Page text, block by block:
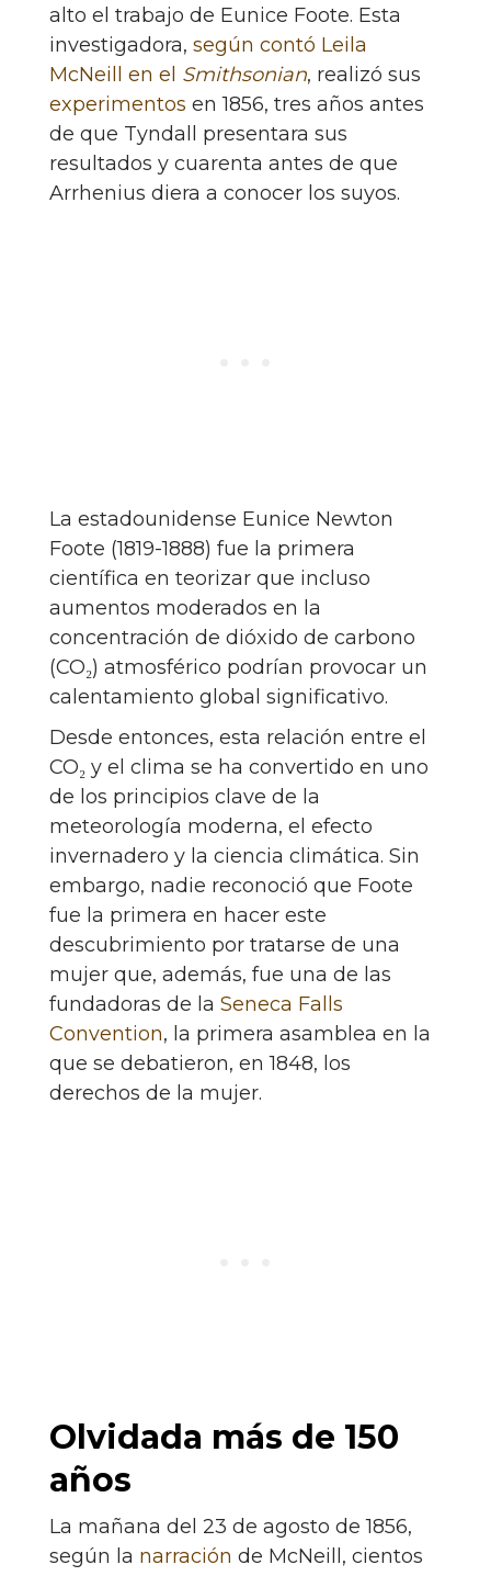
alto el trabajo de Eunice Foote. Esta
investigadora, según contó Leila
McNeill en el Smithsonian, realizó sus
experimentos en 1856, tres años antes
de que Tyndall presentara sus
resultados y cuarenta antes de que
Arrhenius diera a conocer los suyos.
La estadounidense Eunice Newton
Foote (1819-1888) fue la primera
científica en teorizar que incluso
aumentos moderados en la
concentración de dióxido de carbono
(CO₂) atmosférico podrían provocar un
calentamiento global significativo.
Desde entonces, esta relación entre el
CO₂ y el clima se ha convertido en uno
de los principios clave de la
meteorología moderna, el efecto
invernadero y la ciencia climática. Sin
embargo, nadie reconoció que Foote
fue la primera en hacer este
descubrimiento por tratarse de una
mujer que, además, fue una de las
fundadoras de la Seneca Falls
Convention, la primera asamblea en la
que se debatieron, en 1848, los
derechos de la mujer.
Olvidada más de 150
años
La mañana del 23 de agosto de 1856,
según la narración de McNeill, cientos